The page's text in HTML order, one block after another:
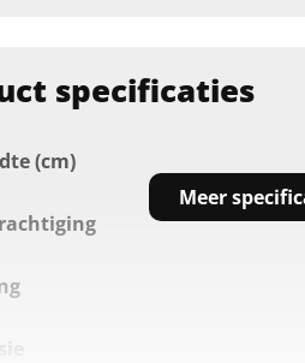
specificaties
(cm)
Meer